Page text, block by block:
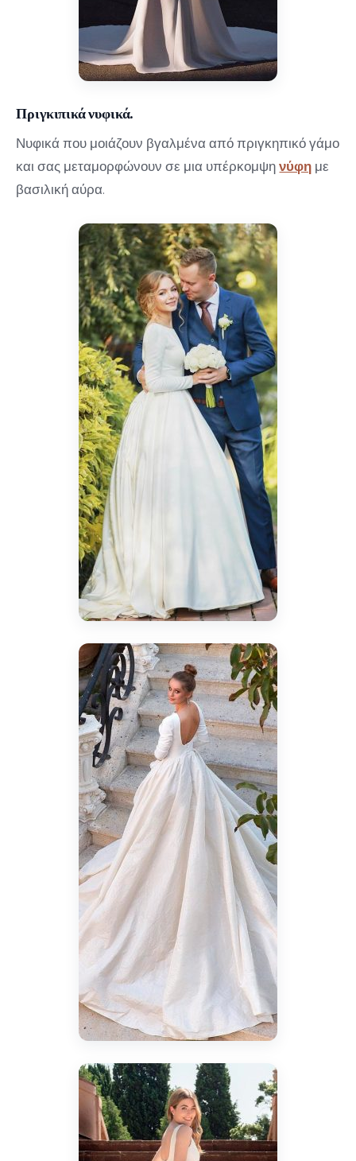
Πριγκιπικά νυφικά.
Νυφικά που μοιάζουν βγαλμένα από πριγκηπικό γάμο
και σας μεταμορφώνουν σε μια υπέρκομψηνύφη με
βασιλική αύρα.